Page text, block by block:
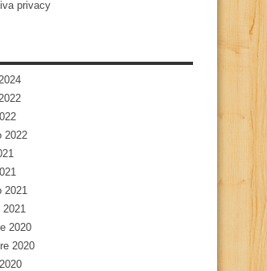
privacy
2022
2021
2021
2020
2020